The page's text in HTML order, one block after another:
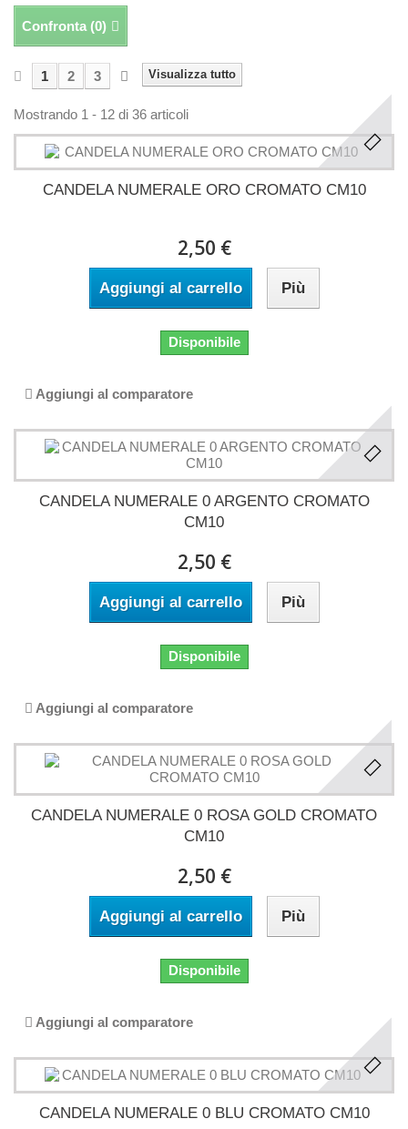
Confronta (0)
Visualizza tutto
1 2 3
Mostrando 1 - 12 di 36 articoli
CANDELA NUMERALE ORO CROMATO CM10
2,50 €
Aggiungi al carrello Più
Disponibile
Aggiungi al comparatore
CANDELA NUMERALE 0 ARGENTO CROMATO
CM10
2,50 €
Aggiungi al carrello Più
Disponibile
Aggiungi al comparatore
CANDELA NUMERALE 0 ROSA GOLD CROMATO
CM10
2,50 €
Aggiungi al carrello Più
Disponibile
Aggiungi al comparatore
CANDELA NUMERALE 0 BLU CROMATO CM10